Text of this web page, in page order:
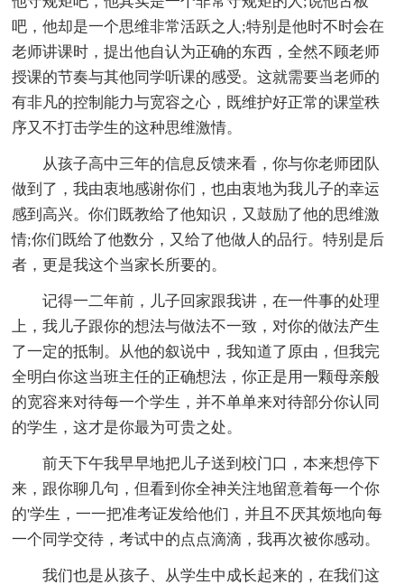
吧，他却是一个思维非常活跃之人;特别是他时不时会在
老师讲课时，提出他自认为正确的东西，全然不顾老师
授课的节奏与其他同学听课的感受。这就需要当老师的
有非凡的控制能力与宽容之心，既维护好正常的课堂秩
序又不打击学生的这种思维激情。
从孩子高中三年的信息反馈来看，你与你老师团队
做到了，我由衷地感谢你们，也由衷地为我儿子的幸运
感到高兴。你们既教给了他知识，又鼓励了他的思维激
情;你们既给了他数分，又给了他做人的品行。特别是后
者，更是我这个当家长所要的。
记得一二年前，儿子回家跟我讲，在一件事的处理
上，我儿子跟你的想法与做法不一致，对你的做法产生
了一定的抵制。从他的叙说中，我知道了原由，但我完
全明白你这当班主任的正确想法，你正是用一颗母亲般
的宽容来对待每一个学生，并不单单来对待部分你认同
的学生，这才是你最为可贵之处。
前天下午我早早地把儿子送到校门口，本来想停下
来，跟你聊几句，但看到你全神关注地留意着每一个你
的'学生，一一把准考证发给他们，并且不厌其烦地向每
一个同学交待，考试中的点点滴滴，我再次被你感动。
我们也是从孩子、从学生中成长起来的，在我们这